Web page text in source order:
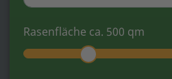
Rasenfläche ca. 500 qm